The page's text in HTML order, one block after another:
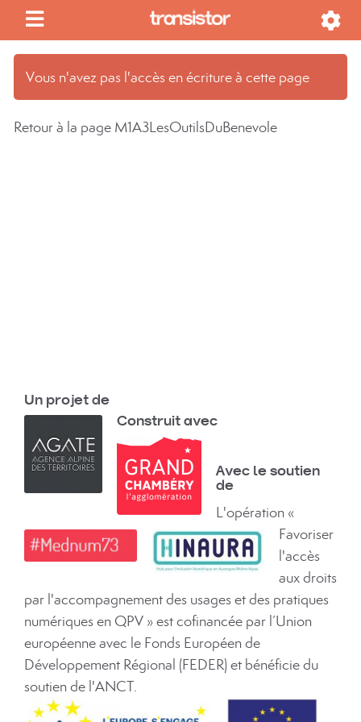
Vous n'avez pas l'accès en écriture à cette page
Retour à la page M1A3LesOutilsDuBenevole
Un projet de
Construit avec
Avec le soutien
de
L'opération «
Favoriser
l'accès
aux droits
par l'accompagnement des usages et des pratiques
numériques en QPV » est cofinancée par l’Union
européenne avec le Fonds Européen de
Développement Régional (FEDER) et bénéficie du
soutien de l'ANCT.